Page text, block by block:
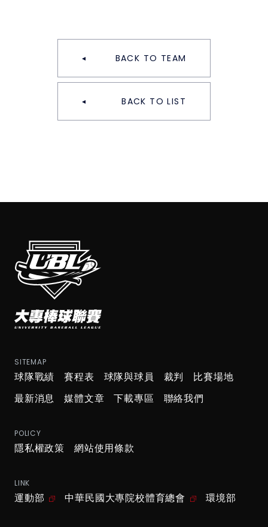
BACK TO TEAM
BACK TO LIST
SITEMAP
球隊戰績 賽程表 球隊與球員 裁判
比賽場地
最新消息
媒體文章 下載專區 聯絡我們
POLICY
隱私權政策 網站使用條款
LINK
運動部 中華民國大專院校體育總會 環境部